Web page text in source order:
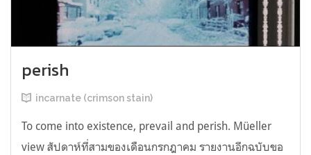
perish
incarnate (crimson stain)
To come into existence, prevail and perish. Müeller
view สัปดาห์ที่สามของเดือนกรกฎาคม รายงานอีกฉบับขอ